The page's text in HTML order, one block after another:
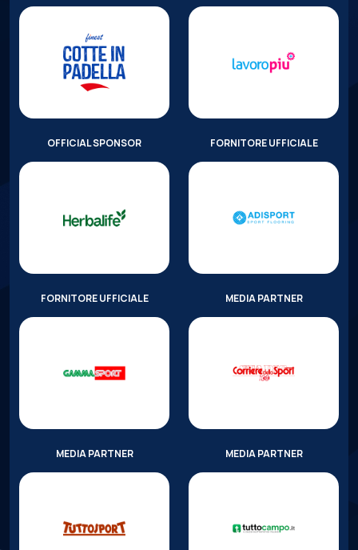
OFFICIAL SPONSOR FORNITORE UFFICIALE
FORNITORE UFFICIALE MEDIA PARTNER
MEDIA PARTNER MEDIA PARTNER